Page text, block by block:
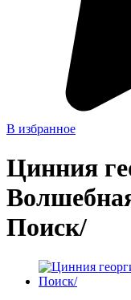
В избранное
Цинния
Поиск/